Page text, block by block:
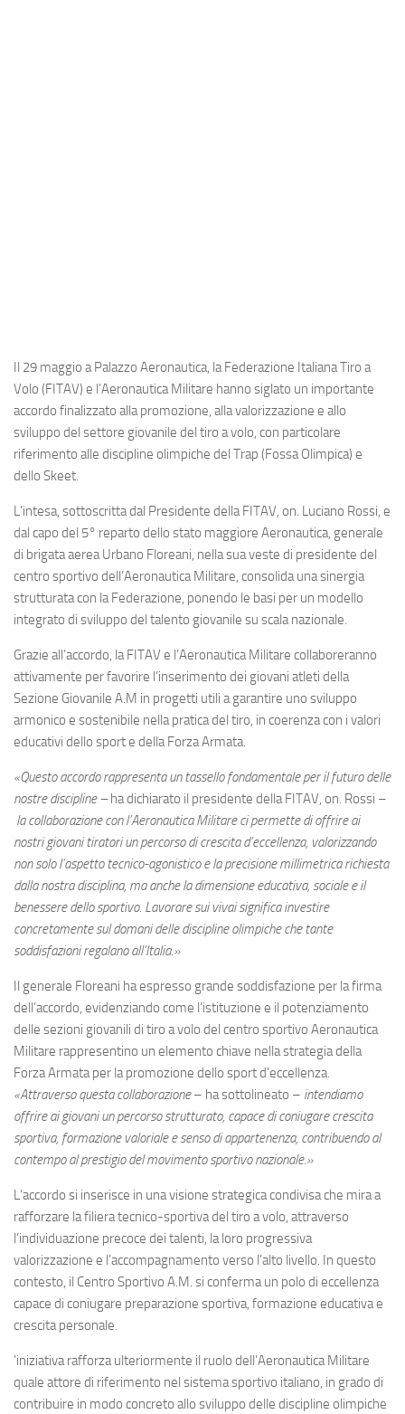
Industria
Eventi
Il 29 maggio a Palazzo Aeronautica, la Federazione Italiana Tiro a
Volo (FITAV) e l’Aeronautica Militare hanno siglato un importante
accordo finalizzato alla promozione, alla valorizzazione e allo
sviluppo del settore giovanile del tiro a volo, con particolare
riferimento alle discipline olimpiche del Trap (Fossa Olimpica) e
dello Skeet.
L’intesa, sottoscritta dal Presidente della FITAV, on. Luciano Rossi, e
dal capo del 5° reparto dello stato maggiore Aeronautica, generale
di brigata aerea Urbano Floreani, nella sua veste di presidente del
centro sportivo dell’Aeronautica Militare, consolida una sinergia
strutturata con la Federazione, ponendo le basi per un modello
integrato di sviluppo del talento giovanile su scala nazionale.
Grazie all’accordo, la FITAV e l’Aeronautica Militare collaboreranno
attivamente per favorire l’inserimento dei giovani atleti della
Sezione Giovanile A.M in progetti utili a garantire uno sviluppo
armonico e sostenibile nella pratica del tiro, in coerenza con i valori
educativi dello sport e della Forza Armata.
«Questo accordo rappresenta un tassello fondamentale per il futuro delle
nostre discipline –ha dichiarato il presidente della FITAV, on. Rossi –
la collaborazione con l’Aeronautica Militare ci permette di offrire ai
nostri giovani tiratori un percorso di crescita d’eccellenza, valorizzando
non solo l’aspetto tecnico-agonistico e la precisione millimetrica richiesta
dalla nostra disciplina, ma anche la dimensione educativa, sociale e il
benessere dello sportivo. Lavorare sui vivai significa investire
concretamente sul domani delle discipline olimpiche che tante
soddisfazioni regalano all’Italia.»
Il generale Floreani ha espresso grande soddisfazione per la firma
dell’accordo, evidenziando come l’istituzione e il potenziamento
delle sezioni giovanili di tiro a volo del centro sportivo Aeronautica
Militare rappresentino un elemento chiave nella strategia della
Forza Armata per la promozione dello sport d’eccellenza.
«Attraverso questa collaborazione– ha sottolineato – intendiamo
offrire ai giovani un percorso strutturato, capace di coniugare crescita
sportiva, formazione valoriale e senso di appartenenza, contribuendo al
contempo al prestigio del movimento sportivo nazionale.»
L’accordo si inserisce in una visione strategica condivisa che mira a
rafforzare la filiera tecnico-sportiva del tiro a volo, attraverso
l’individuazione precoce dei talenti, la loro progressiva
valorizzazione e l’accompagnamento verso l’alto livello. In questo
contesto, il Centro Sportivo A.M. si conferma un polo di eccellenza
capace di coniugare preparazione sportiva, formazione educativa e
crescita personale.
’iniziativa rafforza ulteriormente il ruolo dell’Aeronautica Militare
quale attore di riferimento nel sistema sportivo italiano, in grado di
contribuire in modo concreto allo sviluppo delle discipline olimpiche